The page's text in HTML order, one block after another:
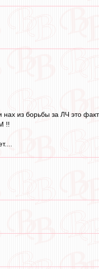
нах из борьбы за ЛЧ это
!!